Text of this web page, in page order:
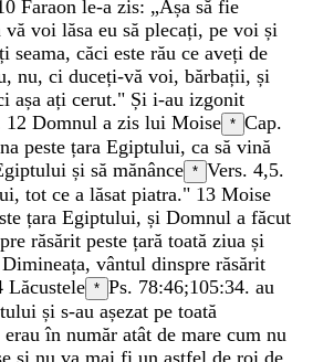
Faraon le-a zis: „Așa să fie
vă voi lăsa eu să plecați, pe voi și
seama, căci este rău ce aveți de
, nu, ci duceți-vă voi, bărbații, și
așa ați cerut." Și i-au izgonit
12 Domnul a zis lui Moise * Cap.
peste țara Egiptului, ca să vină
și să mănânce * Vers. 4,5.
, tot ce a lăsat piatra." 13 Moise
țara Egiptului, și Domnul a făcut
răsărit peste țară toată ziua și
Dimineața, vântul dinspre răsărit
Lăcustele * Ps. 78:46;105:34. au
și s-au așezat pe toată
erauîn număr atât de mare cum nu
și nu va mai fi un astfel de roi de